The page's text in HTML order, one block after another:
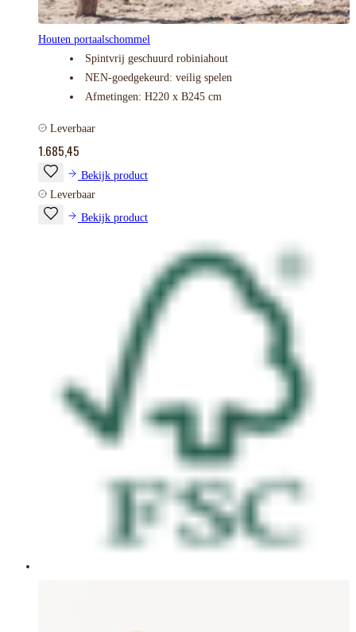
Houten portaalschommel
Spintvrij geschuurd robiniahout
NEN-goedgekeurd: veilig spelen
Afmetingen: H220 x B245 cm
Leverbaar
1.685,45
Bekijk product
Leverbaar
Bekijk product